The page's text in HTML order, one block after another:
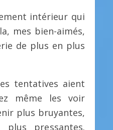
intérieur qui
mes bien-aimés,
de plus en plus
tentatives aient
même les voir
plus bruyantes,
plus pressantes.